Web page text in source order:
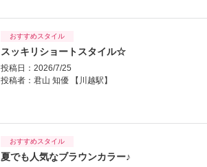
おすすめスタイル
スッキリショートスタイル☆
投稿日：2026/7/25
投稿者： 君山 知優 【川越駅】
おすすめスタイル
夏でも人気なブラウンカラー♪